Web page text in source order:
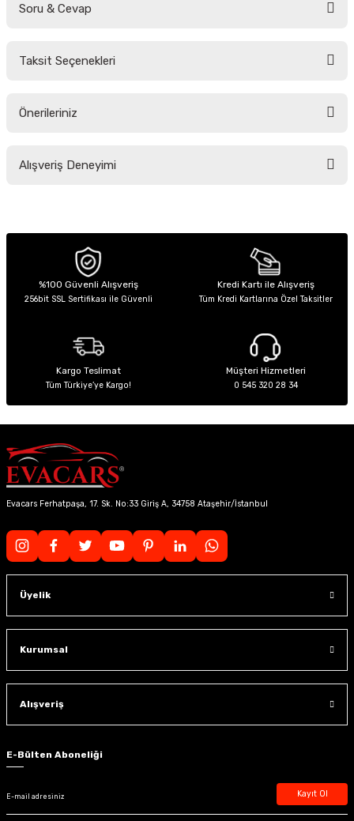
Soru & Cevap
Taksit Seçenekleri
Önerileriniz
yetersiz gördüğünüz noktaları öneri formunu kullanarak tarafımıza
Ürün açıklamasında eksik bilgiler bulunuyor.
Ürün bilgilerinde hatalar bulunuyor.
Ürün fiyatı diğer sitelerden daha pahalı.
Alışveriş Deneyimi
%100 Güvenli Alışveriş
256bit SSL Sertifikası ile Güvenli
Kredi Kartı ile Alışveriş
Tüm Kredi Kartlarına Özel Taksitler
Kargo Teslimat
Tüm Türkiye’ye Kargo!
Müşteri Hizmetleri
0 545 320 28 34
Evacars Ferhatpaşa, 17. Sk. No:33 Giriş A, 34758 Ataşehir/İstanbul
Üyelik
Kurumsal
Alışveriş
E-Bülten Aboneliği
Kayıt Ol